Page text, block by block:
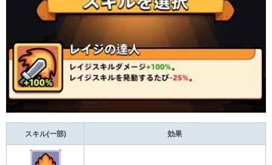
スキル(一部) 効果